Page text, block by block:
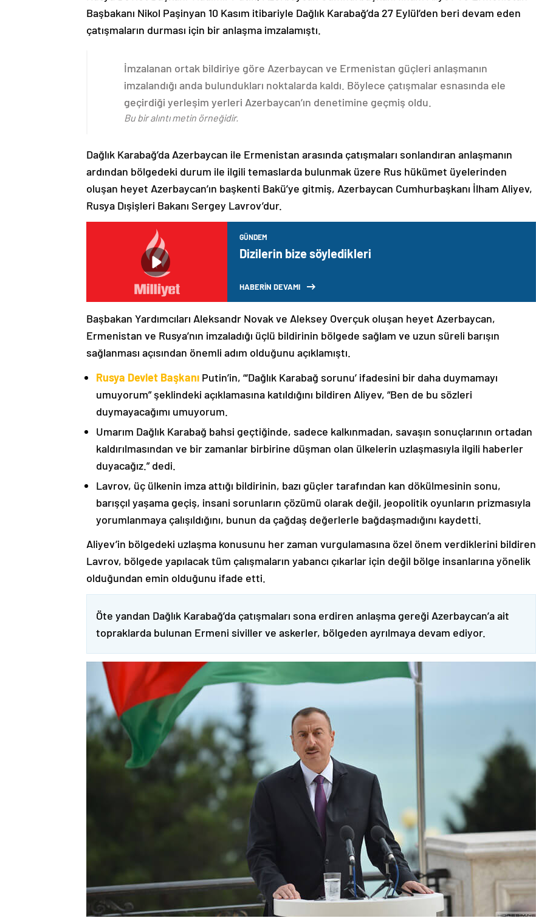
Başbakanı Nikol Paşinyan 10 Kasım itibariyle Dağlık Karabağ’da 27 Eylül’den beri devam eden
çatışmaların durması için bir anlaşma imzalamıştı.
İmzalanan ortak bildiriye göre Azerbaycan ve Ermenistan güçleri anlaşmanın
imzalandığı anda bulundukları noktalarda kaldı. Böylece çatışmalar esnasında ele
geçirdiği yerleşim yerleri Azerbaycan’ın denetimine geçmiş oldu.
Bu bir alıntı metin örneğidir.
Dağlık Karabağ’da Azerbaycan ile Ermenistan arasında çatışmaları sonlandıran anlaşmanın
ardından bölgedeki durum ile ilgili temaslarda bulunmak üzere Rus hükümet üyelerinden
oluşan heyet Azerbaycan’ın başkenti Bakü’ye gitmiş, Azerbaycan Cumhurbaşkanı İlham Aliyev,
Rusya Dışişleri Bakanı Sergey Lavrov’dur.
GÜNDEM
Dizilerin bize söyledikleri
HABERİN DEVAMI
Başbakan Yardımcıları Aleksandr Novak ve Aleksey Overçuk oluşan heyet Azerbaycan,
Ermenistan ve Rusya’nın imzaladığı üçlü bildirinin bölgede sağlam ve uzun süreli barışın
sağlanması açısından önemli adım olduğunu açıklamıştı.
Rusya Devlet Başkanı Putin’in, “‘Dağlık Karabağ sorunu’ ifadesini bir daha duymamayı
umuyorum” şeklindeki açıklamasına katıldığını bildiren Aliyev, “Ben de bu sözleri
duymayacağımı umuyorum.
Umarım Dağlık Karabağ bahsi geçtiğinde, sadece kalkınmadan, savaşın sonuçlarının ortadan
kaldırılmasından ve bir zamanlar birbirine düşman olan ülkelerin uzlaşmasıyla ilgili haberler
duyacağız.” dedi.
Lavrov, üç ülkenin imza attığı bildirinin, bazı güçler tarafından kan dökülmesinin sonu,
barışçıl yaşama geçiş, insani sorunların çözümü olarak değil, jeopolitik oyunların prizmasıyla
yorumlanmaya çalışıldığını, bunun da çağdaş değerlerle bağdaşmadığını kaydetti.
Aliyev’in bölgedeki uzlaşma konusunu her zaman vurgulamasına özel önem verdiklerini bildiren
Lavrov, bölgede yapılacak tüm çalışmaların yabancı çıkarlar için değil bölge insanlarına yönelik
olduğundan emin olduğunu ifade etti.
Öte yandan Dağlık Karabağ’da çatışmaları sona erdiren anlaşma gereği Azerbaycan’a ait
topraklarda bulunan Ermeni siviller ve askerler, bölgeden ayrılmaya devam ediyor.